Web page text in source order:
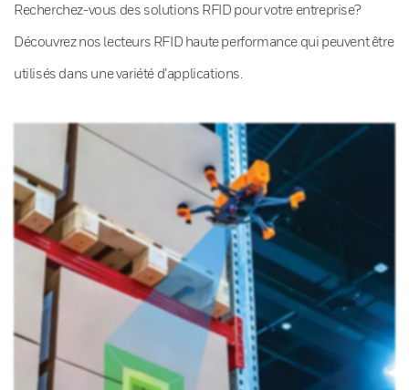
Recherchez-vous des solutions RFID pour votre entreprise?
Découvrez nos lecteurs RFID haute performance qui peuvent être
utilisés dans une variété d’applications.